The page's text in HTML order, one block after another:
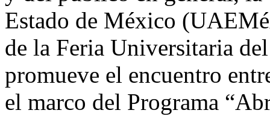
Estado de México
de la Feria Universitaria
promueve el encuentro
el marco del Programa